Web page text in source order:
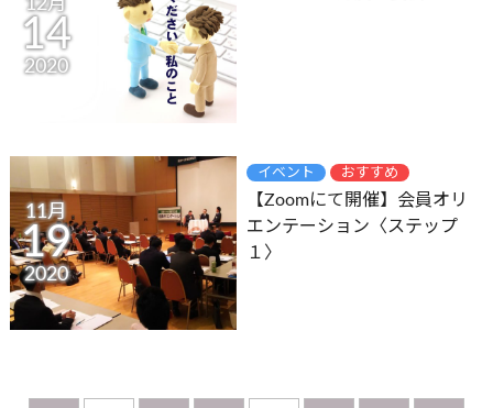
12月
14
2020
11月
19
2020
イベント おすすめ
【Zoomにて開催】会員オリ
エンテーション〈ステップ
１〉